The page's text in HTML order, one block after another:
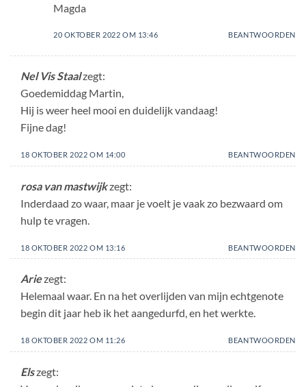
Magda
20 OKTOBER 2022 OM 13:46 BEANTWOORDEN
Nel Vis Staalzegt:
Goedemiddag Martin,
Hij is weer heel mooi en duidelijk vandaag!
Fijne dag!
18 OKTOBER 2022 OM 14:00 BEANTWOORDEN
rosa van mastwijkzegt:
Inderdaad zo waar, maar je voelt je vaak zo bezwaard om
hulp te vragen.
18 OKTOBER 2022 OM 13:16 BEANTWOORDEN
Ariezegt:
Helemaal waar. En na het overlijden van mijn echtgenote
begin dit jaar heb ik het aangedurfd, en het werkte.
18 OKTOBER 2022 OM 11:26 BEANTWOORDEN
Elszegt: